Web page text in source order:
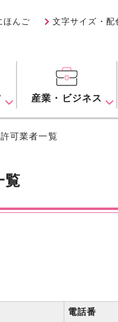
ほんご 文字サイズ・配
産業・ビジネス
可業者一覧
覧
電話番